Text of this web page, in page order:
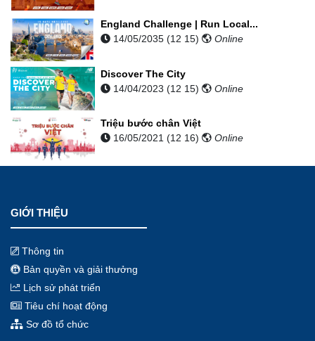
England Challenge | Run Local...
14/05/2035 (12 15)
Online
Discover The City
14/04/2023 (12 15)
Online
Triệu bước chân Việt
16/05/2021 (12 16)
Online
GIỚI THIỆU
Thông tin
Bản quyền và giải thưởng
Lịch sử phát triển
Tiêu chí hoạt động
Sơ đồ tổ chức